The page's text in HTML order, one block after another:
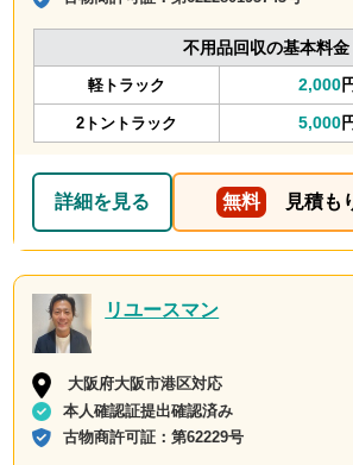
不用品回収の基本料金
軽トラック 2,000
2トントラック 5,000
詳細を見る 無料 見積も
リユースマン
大阪府大阪市港区対応
本人確認証提出確認済み
古物商許可証：第62229号